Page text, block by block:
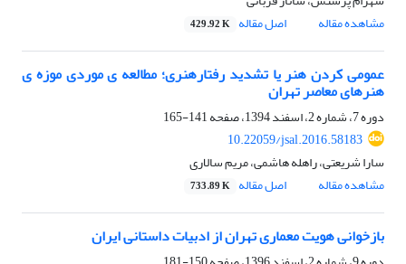
مشاهده مقاله
اصل مقاله 429.92 K
عمومی کردن هنر یا تشدید رفتارهنری؛ مطالعه ی موردی موزه ی
هنرهای معاصر تهران
دوره 7، شماره 2، اسفند 1394، صفحه
141-165
10.22059/jsal.2016.58183
سارا شریعتی، راهله هاشمی، مریم سالاری
مشاهده مقاله
اصل مقاله 733.89 K
بازخوانی هویت معماری تهران از ادبیات داستانی ایران